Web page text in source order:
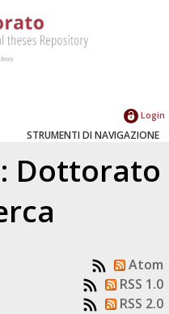
Login
STRUMENTI DI NAVIGAZIONE
Dottorato
Atom
RSS 1.0
RSS 2.0